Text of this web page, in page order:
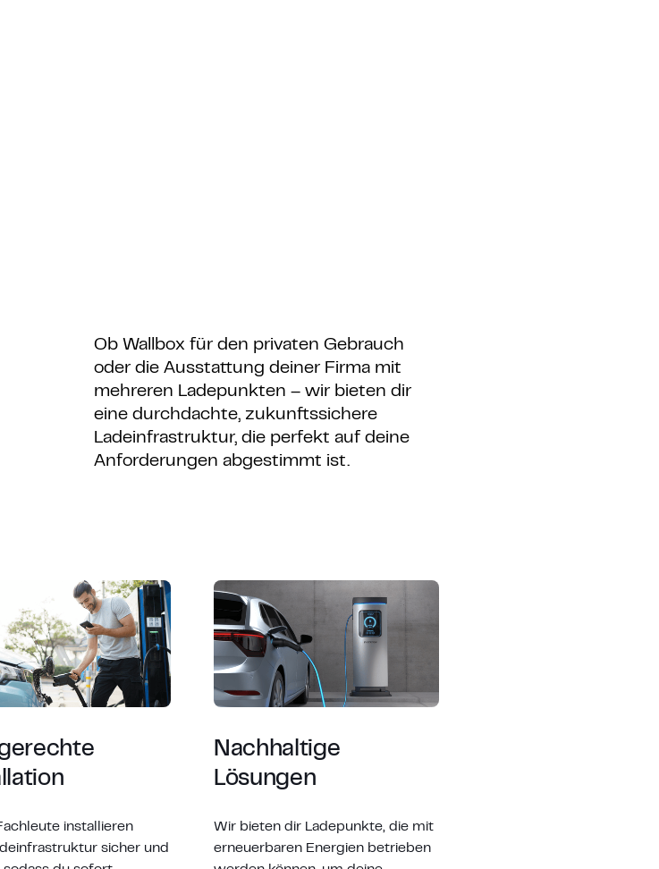
Ob Wallbox für den privaten Gebrauch
oder die Ausstattung deiner Firma mit
mehreren Ladepunkten – wir bieten dir
eine durchdachte, zukunftssichere
Ladeinfrastruktur, die perfekt auf deine
Anforderungen abgestimmt ist.
installieren
sicher und
Nachhaltige
Lösungen
Wir bieten dir Ladepunkte, die mit
erneuerbaren Energien betrieben